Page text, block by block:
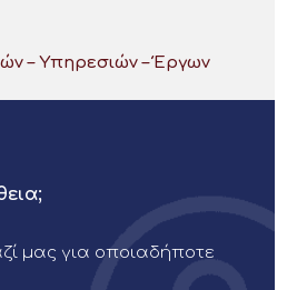
– Υπηρεσιών – Έργων
μας για οποιαδήποτε